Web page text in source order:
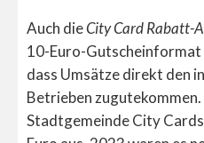
Auch dieCity Card Rabatt-
10-Euro-Gutscheinformat
dass Umsätze direkt den
Betrieben
Stadtgemeinde City